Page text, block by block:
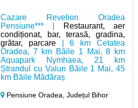
Cazare Revelion Oradea
Pensiune*** |
Restaurant, aer
condiționat, bar, terasă, gradina,
grătar, parcare| 6 km Cetatea
Oradea, 7 km Băile 1 Mai, 8 km
Aquapark Nymhaea, 21 km
Ștrandul cu Valuri Băile 1 Mai, 45
km Băile Mădăraș
Pensiune Oradea,Județul Bihor